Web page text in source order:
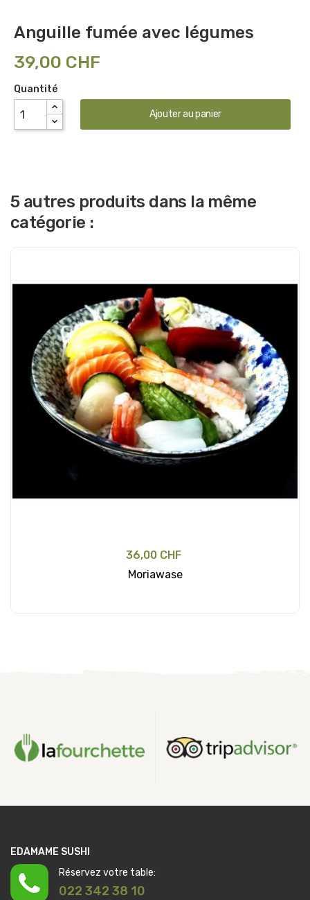
Anguille fumée avec légumes
39,00 CHF
Quantité
Ajouter au panier
5 autres produits dans la même
catégorie :
36,00 CHF
Moriawase
EDAMAME SUSHI
Réservez votre table:
022 342 38 10